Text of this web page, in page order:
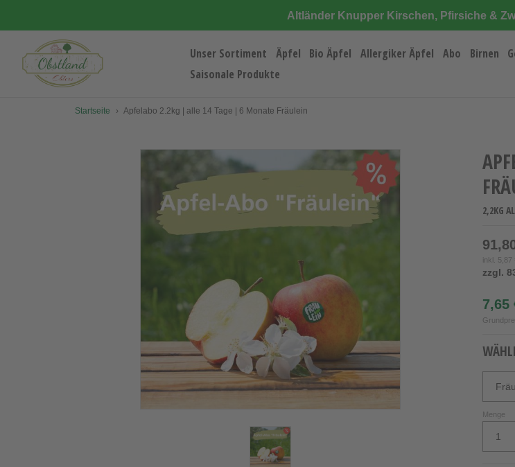
Altländer Knupper Kirschen, Pfirsiche &
Unser Sortiment Äpfel Bio Äpfel Allergiker Äpfel Abo Birnen
Saisonale Produkte
Startseite › Apfelabo 2.2kg | alle 14 Tage | 6 Monate Fräulein
2,2KG
inkl. 5,87
zzgl.
7,65
Menge